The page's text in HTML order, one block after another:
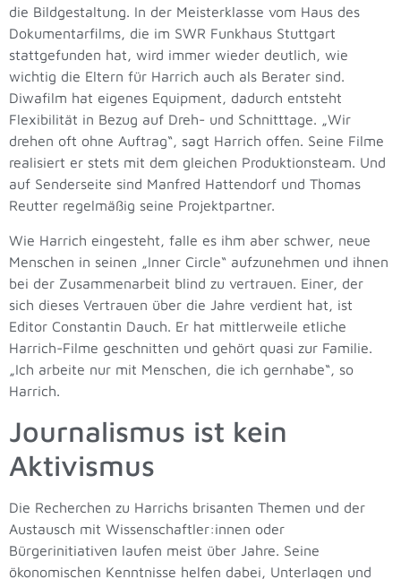
die Bildgestaltung. In der Meisterklasse vom Haus des
Dokumentarfilms, die im SWR Funkhaus Stuttgart
stattgefunden hat, wird immer wieder deutlich, wie
wichtig die Eltern für Harrich auch als Berater sind.
Diwafilm hat eigenes Equipment, dadurch entsteht
Flexibilität in Bezug auf Dreh- und Schnitttage. „Wir
drehen oft ohne Auftrag“, sagt Harrich offen. Seine Filme
realisiert er stets mit dem gleichen Produktionsteam. Und
auf Senderseite sind Manfred Hattendorf und Thomas
Reutter regelmäßig seine Projektpartner.
Wie Harrich eingesteht, falle es ihm aber schwer, neue
Menschen in seinen „Inner Circle“ aufzunehmen und ihnen
bei der Zusammenarbeit blind zu vertrauen. Einer, der
sich dieses Vertrauen über die Jahre verdient hat, ist
Editor Constantin Dauch. Er hat mittlerweile etliche
Harrich-Filme geschnitten und gehört quasi zur Familie.
„Ich arbeite nur mit Menschen, die ich gernhabe“, so
Harrich.
Journalismus ist kein
Aktivismus
Die Recherchen zu Harrichs brisanten Themen und der
Austausch mit Wissenschaftler:innen oder
Bürgerinitiativen laufen meist über Jahre. Seine
ökonomischen Kenntnisse helfen dabei, Unterlagen und